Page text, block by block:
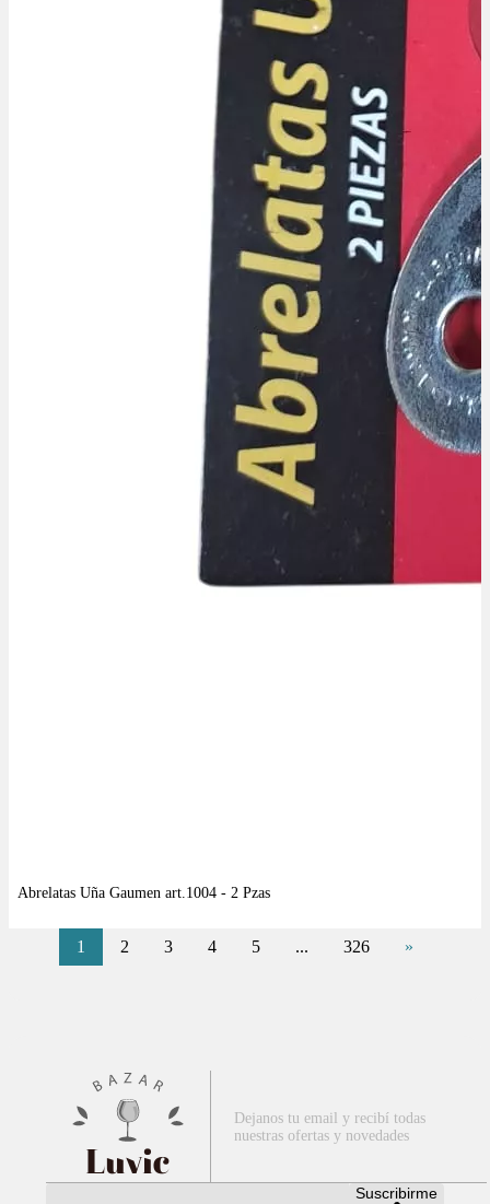
1 2 3 4 5 ... 326 »
Luvic
Dejanos tu email y recibí todas
nuestras ofertas y novedades
Suscribirme